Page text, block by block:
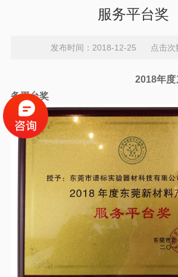
服务平台奖
发布时间：2018-12-25 点击次
2018年度东莞新材
务平台奖